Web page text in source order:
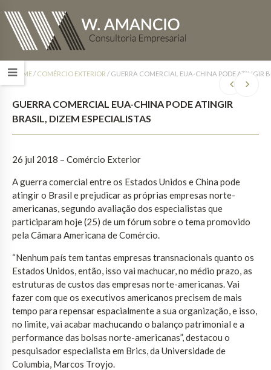
HOME/ COMÉRCIO EXTERIOR / GUERRA COMERCIAL EUA-CHINA PODE ATINGIR
GUERRA COMERCIAL EUA-CHINA PODE ATINGIR
BRASIL, DIZEM ESPECIALISTAS
26 jul 2018 – Comércio Exterior
A guerra comercial entre os Estados Unidos e China pode
atingir o Brasil e prejudicar as próprias empresas norte-
americanas, segundo avaliação dos especialistas que
participaram hoje (25) de um fórum sobre o tema promovido
pela Câmara Americana de Comércio.
“Nenhum país tem tantas empresas transnacionais quanto os
Estados Unidos, então, isso vai machucar, no médio prazo, as
estruturas de custos das empresas norte-americanas. Vai
fazer com que os executivos americanos precisem de mais
tempo para repensar espacialmente a sua organização, e isso,
no limite, vai acabar machucando o balanço patrimonial e a
performance das bolsas norte-americanas”, destacou o
pesquisador especialista em Brics, da Universidade de
Columbia, Marcos Troyjo.